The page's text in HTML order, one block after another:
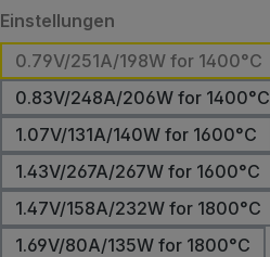
Einstellungen
0.79V/251A/198W for 1400°C
0.83V/248A/206W for 1400°C
1.07V/131A/140W for 1600°C
1.43V/267A/267W for 1600°C
1.47V/158A/232W for 1800°C
1.69V/80A/135W for 1800°C